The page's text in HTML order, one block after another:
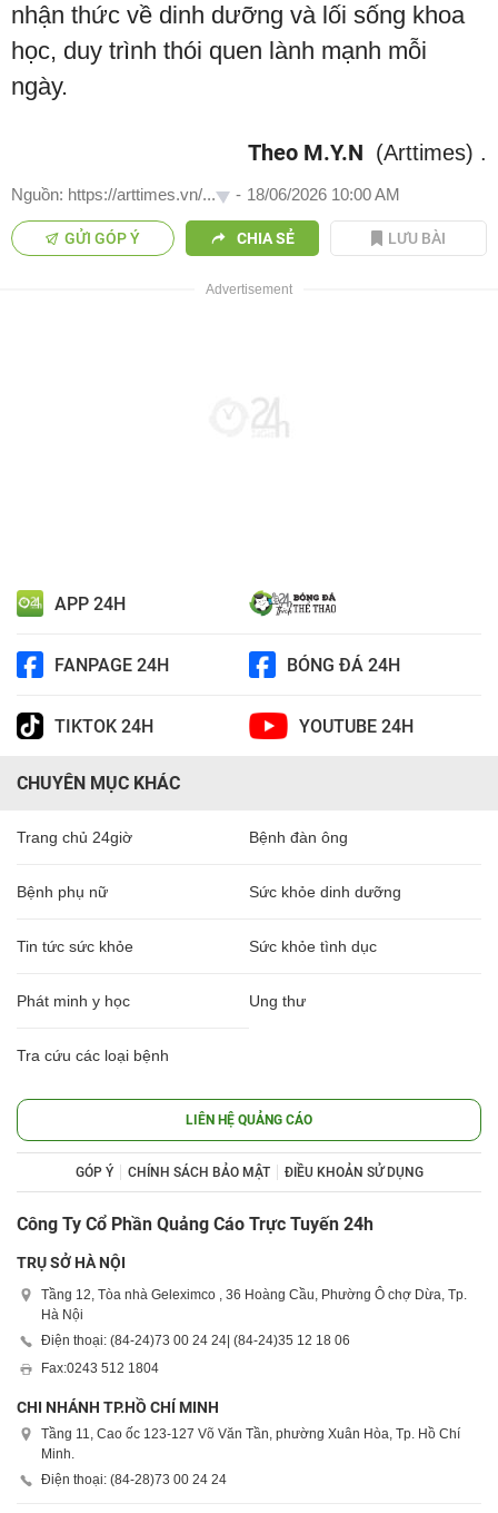
nhận thức về dinh dưỡng và lối sống khoa
học, duy trình thói quen lành mạnh mỗi
ngày.
Theo M.Y.N (Arttimes) .
Nguồn: https://arttimes.vn/... - 18/06/2026 10:00 AM
GỬI GÓP Ý CHIA SẺ LƯU BÀI
APP 24H
FANPAGE 24H BÓNG ĐÁ 24H
TIKTOK 24H YOUTUBE 24H
CHUYÊN MỤC KHÁC
Trang chủ 24giờ Bệnh đàn ông
Bệnh phụ nữ Sức khỏe dinh dưỡng
Tin tức sức khỏe Sức khỏe tình dục
Phát minh y học Ung thư
Tra cứu các loại bệnh
LIÊN HỆ QUẢNG CÁO
GÓP Ý CHÍNH SÁCH BẢO MẬT ĐIỀU KHOẢN SỬ DỤNG
Công Ty Cổ Phần Quảng Cáo Trực Tuyến 24h
TRỤ SỞ HÀ NỘI
Tầng 12, Tòa nhà Geleximco , 36 Hoàng Cầu, Phường Ô chợ Dừa, Tp.
Hà Nội
Điện thoại: (84-24)73 00 24 24 | (84-24)35 12 18 06
Fax:0243 512 1804
CHI NHÁNH TP.HỒ CHÍ MINH
Tầng 11, Cao ốc 123-127 Võ Văn Tần, phường Xuân Hòa, Tp. Hồ Chí
Minh.
Điện thoại: (84-28)73 00 24 24